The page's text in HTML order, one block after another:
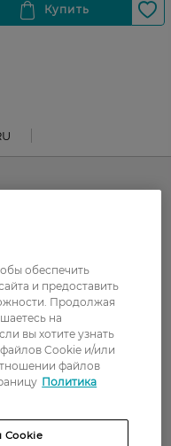
обеспечить
и предоставить
Продолжая
на
вы хотите узнать
Cookie и/или
файлов
Политика
Cookie